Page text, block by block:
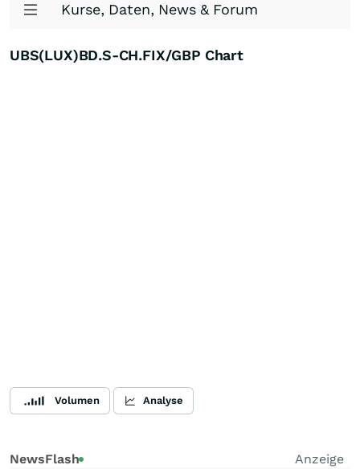
Kurse, Daten, News & Forum
UBS(LUX)BD.S-CH.FIX/GBP Chart
Volumen Analyse
NewsFlash
Anzeige